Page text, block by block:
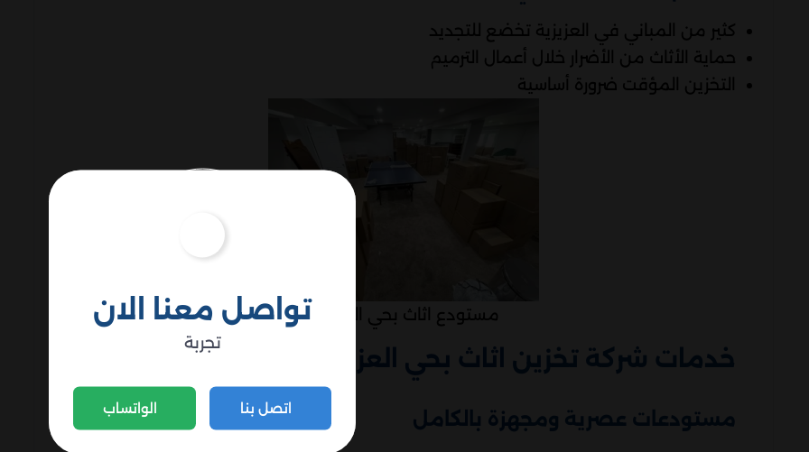
كثير من المباني في العزيزية تخضع للتجديد
حماية الأثاث من الأضرار خلال أعمال الترميم
التخزين المؤقت ضرورة أساسية
مستودع اثاث بحي العزيزية
خدمات شركة تخزين اثاث بحي العزيزية المتكاملة
مستودعات عصرية ومجهزة بالكامل
تواصل معنا الان
تجربة
اتصل بنا الواتساب